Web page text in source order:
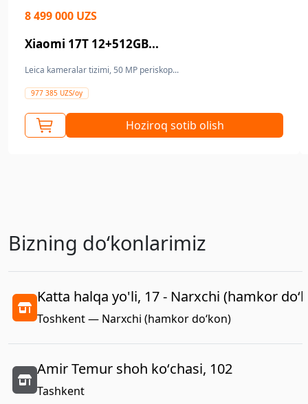
8 499 000 UZS
Xiaomi 17T 12+512GB...
Leica kameralar tizimi, 50 MP periskop...
977 385 UZS/oy
Hoziroq sotib olish
Bizning doʻkonlarimiz
Katta halqa yo'li, 17 - Narxchi (hamkor
Toshkent — Narxchi (hamkor do‘kon)
Amir Temur shoh koʻchasi, 102
Tashkent